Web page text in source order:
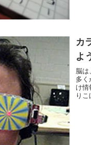
カ
よ
脳は
多く
け情
り